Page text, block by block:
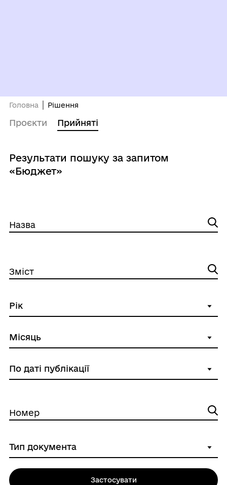
Головна Рішення
Проєкти Прийняті
Результати пошуку за запитом
«Бюджет»
Назва
Зміст
Номер
Застосувати